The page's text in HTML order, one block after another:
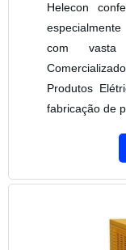
Helecon
com vasta
Produtos
fabricação de